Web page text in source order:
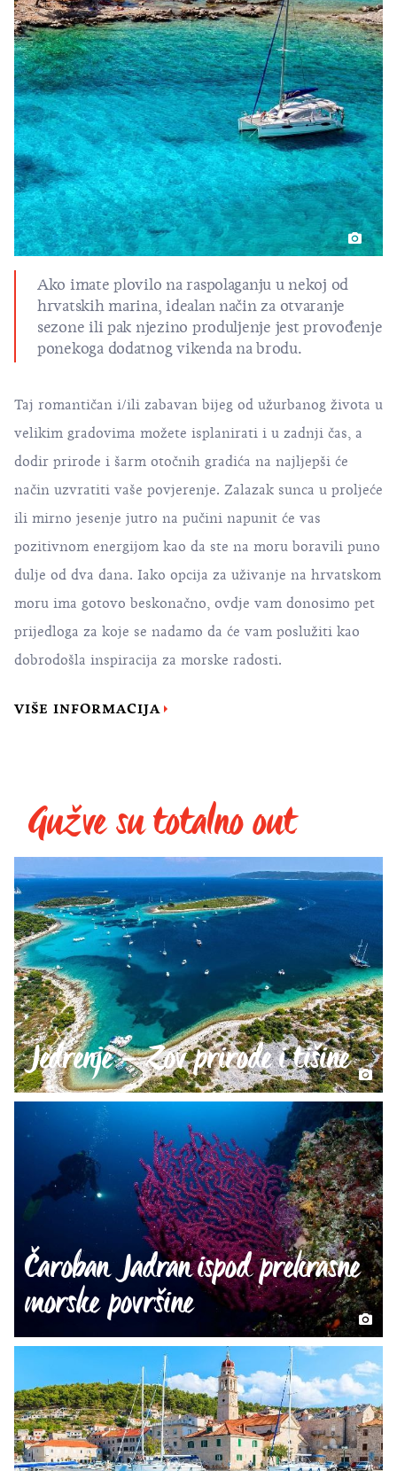
Ako imate plovilo na raspolaganju u nekoj od
hrvatskih marina, idealan način za otvaranje
sezone ili pak njezino produljenje jest provođenje
ponekoga dodatnog vikenda na brodu.
Taj romantičan i/ili zabavan bijeg od užurbanog života u
velikim gradovima možete isplanirati i u zadnji čas, a
dodir prirode i šarm otočnih gradića na najljepši će
način uzvratiti vaše povjerenje. Zalazak sunca u proljeće
ili mirno jesenje jutro na pučini napunit će vas
pozitivnom energijom kao da ste na moru boravili puno
dulje od dva dana. Iako opcija za uživanje na hrvatskom
moru ima gotovo beskonačno, ovdje vam donosimo pet
prijedloga za koje se nadamo da će vam poslužiti kao
dobrodošla inspiracija za morske radosti.
VIŠE INFORMACIJA
Gužve su totalno out
Jedrenje – Zov prirode i tišine
Čaroban Jadran ispod prekrasne
morske površine